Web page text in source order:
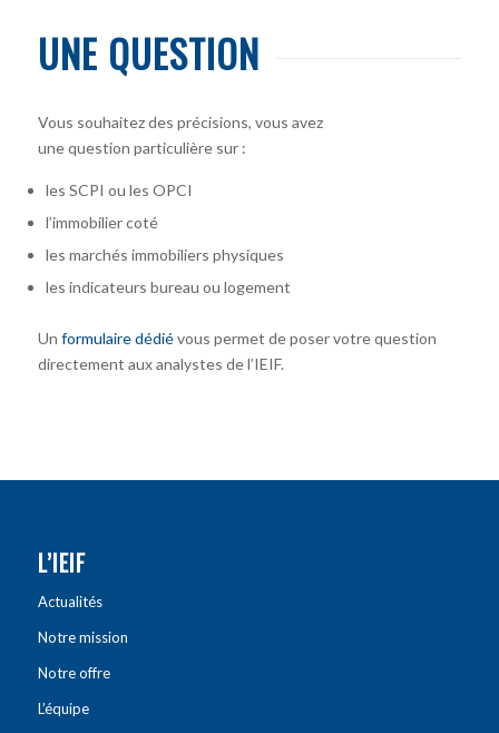
UNE QUESTION
Vous souhaitez des précisions, vous avez
une question particulière sur :
les SCPI ou les OPCI
l’immobilier coté
les marchés immobiliers physiques
les indicateurs bureau ou logement
Un formulaire dédiévous permet de poser votre question
directement aux analystes de l’IEIF.
L’IEIF
Actualités
Notre mission
Notre offre
L’équipe